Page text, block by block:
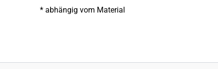
* abhängig vom Material